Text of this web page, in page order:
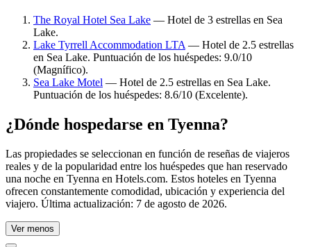
The Royal Hotel Sea Lake — Hotel de 3 estrellas en Sea
Lake.
Lake Tyrrell Accommodation LTA — Hotel de 2.5 estrellas
en Sea Lake. Puntuación de los huéspedes: 9.0/10
(Magnífico).
Sea Lake Motel — Hotel de 2.5 estrellas en Sea Lake.
Puntuación de los huéspedes: 8.6/10 (Excelente).
¿Dónde hospedarse en Tyenna?
Las propiedades se seleccionan en función de reseñas de viajeros
reales y de la popularidad entre los huéspedes que han reservado
una noche en Tyenna en Hotels.com. Estos hoteles en Tyenna
ofrecen constantemente comodidad, ubicación y experiencia del
viajero. Última actualización: 7 de agosto de 2026.
Ver menos